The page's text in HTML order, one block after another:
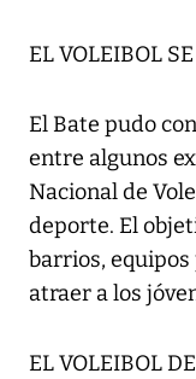
EL VOLEIBOL
El Bate pudo
entre algunos
Nacional de
deporte. El
barrios,
atraer a los
EL VOLEIBOL